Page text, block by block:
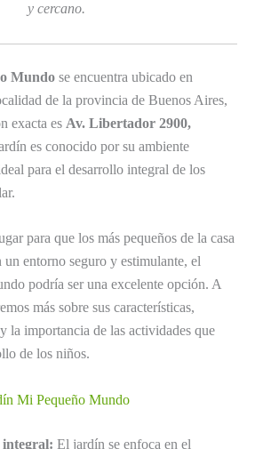
y cercano.
Mundo se encuentra ubicado en
de la provincia de Buenos Aires,
exacta es Av. Libertador 2900,
es conocido por su ambiente
para el desarrollo integral de los
para que los más pequeños de la casa
un entorno seguro y estimulante, el
podría ser una excelente opción. A
más sobre sus características,
la importancia de las actividades que
de los niños.
Mi Pequeño Mundo
integral: El jardín se enfoca en el